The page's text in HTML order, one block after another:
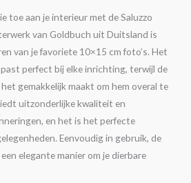
toe aan je interieur met de Saluzzo
van Goldbuch uit Duitsland is
van je favoriete 10×15 cm foto’s. Het
perfect bij elke inrichting, terwijl de
gemakkelijk maakt om hem overal te
uitzonderlijke kwaliteit en
en het is het perfecte
Eenvoudig in gebruik, de
elegante manier om je dierbare